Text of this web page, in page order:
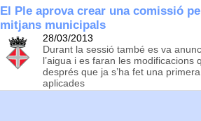
El Ple aprova crear una comissió
mitjans municipals
28/03/2013
Durant la sessió també es va
l’aigua i es faran les
després que ja s’ha fet una
aplicades